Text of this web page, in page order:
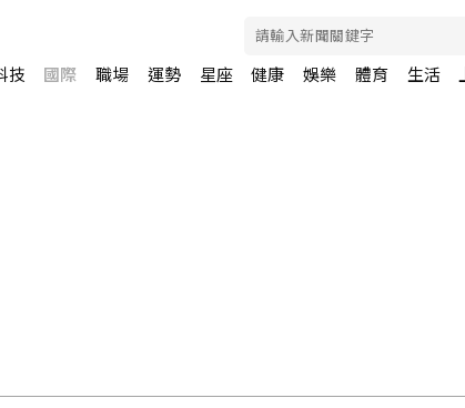
技 國際 職場 運勢 星座 健康 娛樂 體育 生活